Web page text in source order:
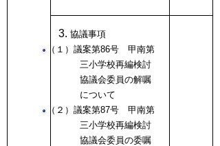
協議事項
（１）議案第86号 甲南第
三小学校再編検討
協議会委員の解嘱
について
（２）議案第87号 甲南第
三小学校再編検討
協議会委員の委嘱